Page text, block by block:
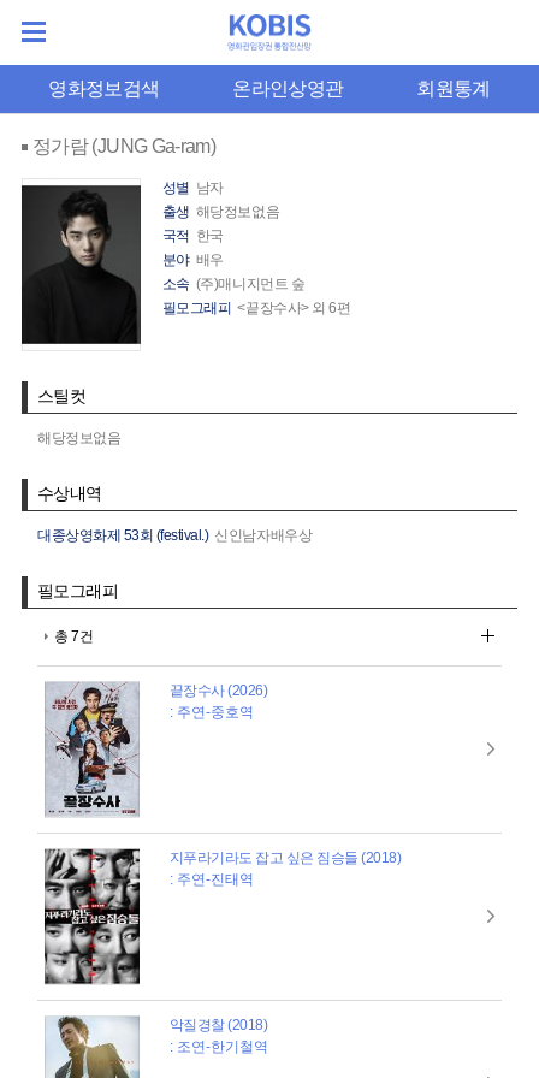
영화정보검색 온라인상영관 회원통계
정가람 (JUNG Ga-ram)
성별 남자
출생 해당정보없음
국적 한국
분야 배우
소속 (주)매니지먼트 숲
필모그래피 <끝장수사> 외 6편
스틸컷
해당정보없음
수상내역
대종상영화제 53회 (festival.) 신인남자배우상
필모그래피
총 7건
끝장수사 (2026)
: 주연-중호역
지푸라기라도 잡고 싶은 짐승들 (2018)
: 주연-진태역
악질경찰 (2018)
: 조연-한기철역